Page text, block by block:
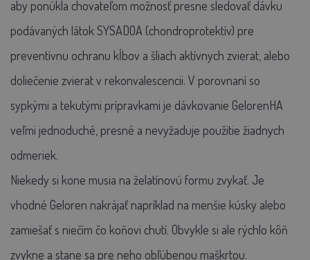
aby ponúkla chovateľom možnosť presne sledovať dávku
podávaných látok SYSADOA (chondroprotektív) pre
preventívnu ochranu kĺbov a šliach aktívnych zvierat, alebo
doliečenie zvierat v rekonvalescencii. V porovnaní so
sypkými a tekutými prípravkami je dávkovanie GelorenHA
veľmi jednoduché, presné a nevyžaduje použitie žiadnych
odmeriek.
Niekedy si kone musia na želatínovú formu zvykať. Je
vhodné Geloren nakrájať napríklad na menšie kúsky alebo
zamiešať s niečím čo koňovi chutí. Obvykle si ale rýchlo kôň
zvykne a stane sa pre neho obľúbenou maškrtou.